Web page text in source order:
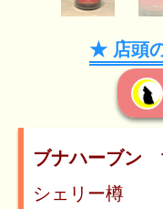
★ 店頭
ブナハーブン
シェリー樽